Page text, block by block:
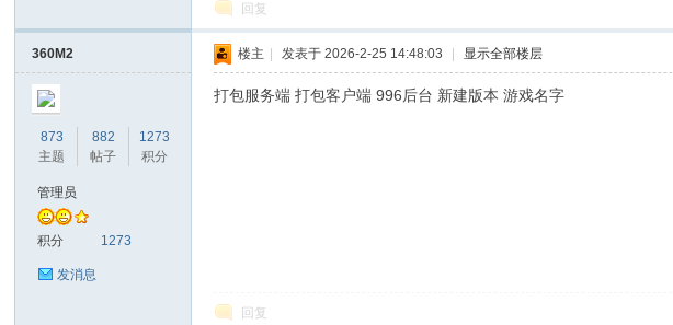
回复
360M2
873
主题
882
帖子
1273
积分
管理员
积分 1273
发消息
楼主 发表于 2026-2-25 14:48:03 显示全部楼层
打包服务端 打包客户端 996后台 新建版本 游戏名字
回复